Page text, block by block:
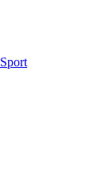
Sport